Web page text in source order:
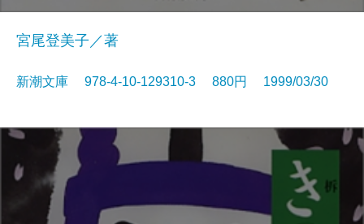
宮尾登美子／著
新潮文庫 978-4-10-129310-3 880円 1999/03/30